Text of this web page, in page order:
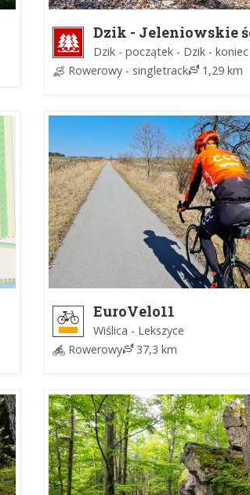
Dzik - Jeleniowskie
Dzik - początek - Dzik - koniec
Rowerowy - singletrack
1,29 km
EuroVelo11
Wiślica - Lekszyce
Rowerowy
37,3 km